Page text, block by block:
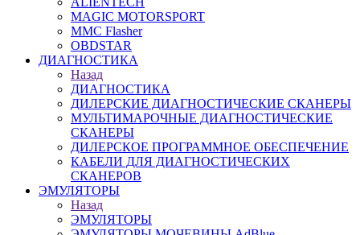
MAGIC MOTORSPORT
MMC Flasher
OBDSTAR
ДИАГНОСТИКА
Назад
ДИАГНОСТИКА
ДИЛЕРСКИЕ ДИАГНОСТИЧЕСКИЕ СКАНЕРЫ
МУЛЬТИМАРОЧНЫЕ ДИАГНОСТИЧЕСКИЕ
СКАНЕРЫ
ДИЛЕРСКОЕ ПРОГРАММНОЕ ОБЕСПЕЧЕНИЕ
КАБЕЛИ ДЛЯ ДИАГНОСТИЧЕСКИХ
СКАНЕРОВ
ЭМУЛЯТОРЫ
Назад
ЭМУЛЯТОРЫ